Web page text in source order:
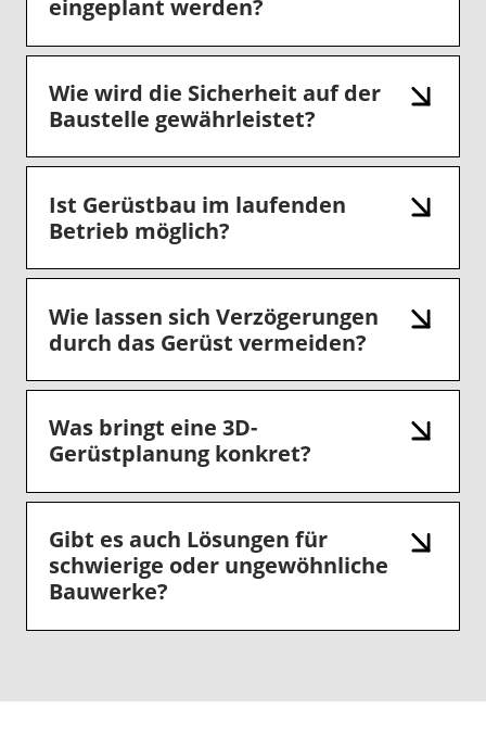
eingeplant werden?
Wie wird die Sicherheit auf der
Baustelle gewährleistet?
Ist Gerüstbau im laufenden
Betrieb möglich?
Wie lassen sich Verzögerungen
durch das Gerüst vermeiden?
Was bringt eine 3D-
Gerüstplanung konkret?
Gibt es auch Lösungen für
schwierige oder ungewöhnliche
Bauwerke?